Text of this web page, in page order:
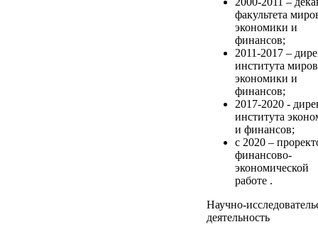
факультета
экономики и
финансов;
2011-2017 –
института
экономики и
финансов;
2017-2020 -
института
и финансов;
с 2020 –
финансово-
экономической
работе .
Научно-
деятельность